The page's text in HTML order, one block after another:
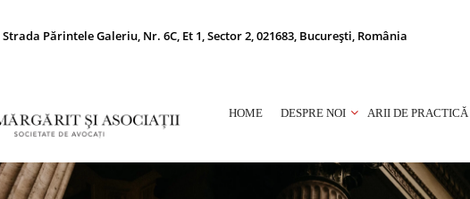
Părintele Galeriu, Nr. 6C, Et 1, Sector 2, 021683, București, România
HOME DESPRE NOI ARII DE PRACTICĂ